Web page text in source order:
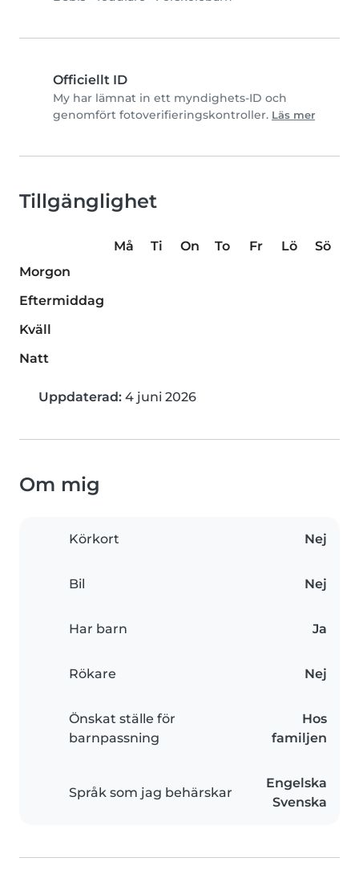
Officiellt ID
My har lämnat in ett myndighets-ID och
genomfört fotoverifieringskontroller. Läs mer
Tillgänglighet
Må Ti On To Fr Lö
Sö
Morgon
Eftermiddag
Kväll
Natt
Uppdaterad: 4 juni 2026
Om mig
Körkort Nej
Bil Nej
Har barn Ja
Rökare Nej
Önskat ställe för
barnpassning
Hos
familjen
Språk som jag behärskar
Engelska
Svenska